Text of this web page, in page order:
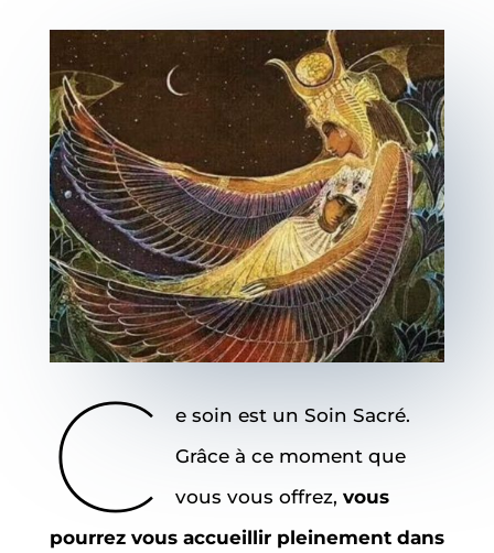
C
e soin est un Soin Sacré.
Grâce à ce moment que
vous vous offrez,vous
pourrez vous accueillir pleinement dans